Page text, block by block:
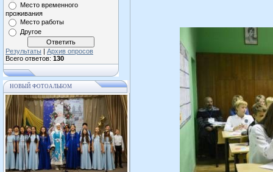
Место временного
проживания
Место работы
Другое
Результаты | Архив опросов
Всего ответов: 130
НОВЫЙ ФОТОАЛЬБОМ